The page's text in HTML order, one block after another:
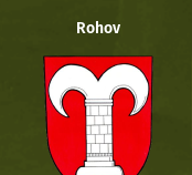
Rohov